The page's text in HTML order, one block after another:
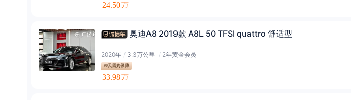
24.50万
奥迪A8 2019款 A8L 50 TFSI quattro 舒适型
2020年 / 3.3万公里 / 2年黄金会员
90天回购保障
33.98万